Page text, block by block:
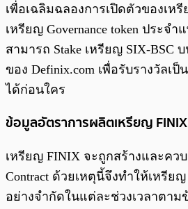
เพื่อเฉลิมฉลองการเปิดตัวของเห
เหรียญ Governance token ประจ
สามารถ Stake เหรียญ SIX-BSC บ
ของ Definix.com เพื่อรับรางวัลเป็
ได้ก่อนใคร
ข้อมูลอัตราการผลิตเหรียญ FINIX
เหรียญ FINIX จะถูกสร้างและคว
Contract ด้วยเหตุนี้จึงทำให้เหรีย
อย่างจำกัดในแต่ละช่วงเวลาตาม